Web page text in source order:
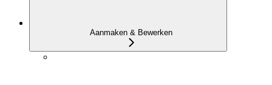
Aanmaken & Bewerken